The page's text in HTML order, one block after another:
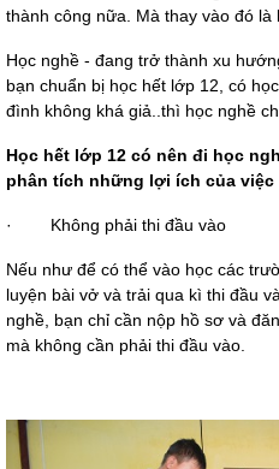
thành công nữa. Mà thay vào đó là
Học nghề - đang trở thành xu
bạn chuẩn bị học hết lớp 12, có
đình không khá giả..thì học nghề
Học hết lớp 12 có nên đi học
phân tích những lợi ích của việc
· Không phải thi đầu vào
Nếu như để có thể vào học các
luyện bài vở và trải qua kì thi đầu
nghề, bạn chỉ cần nộp hồ sơ và
mà không cần phải thi đầu vào.